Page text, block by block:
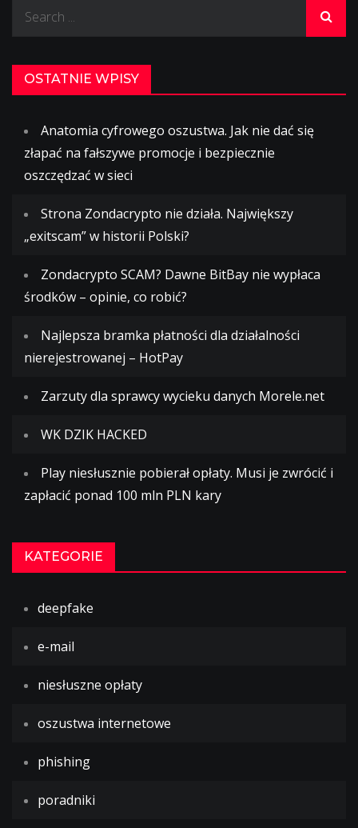
OSTATNIE WPISY
Anatomia cyfrowego oszustwa. Jak nie dać się
złapać na fałszywe promocje i bezpiecznie
oszczędzać w sieci
Strona Zondacrypto nie działa. Największy
„exitscam” w historii Polski?
Zondacrypto SCAM? Dawne BitBay nie wypłaca
środków – opinie, co robić?
Najlepsza bramka płatności dla działalności
nierejestrowanej – HotPay
Zarzuty dla sprawcy wycieku danych Morele.net
WK DZIK HACKED
Play niesłusznie pobierał opłaty. Musi je zwrócić i
zapłacić ponad 100 mln PLN kary
KATEGORIE
deepfake
e-mail
niesłuszne opłaty
oszustwa internetowe
phishing
poradniki